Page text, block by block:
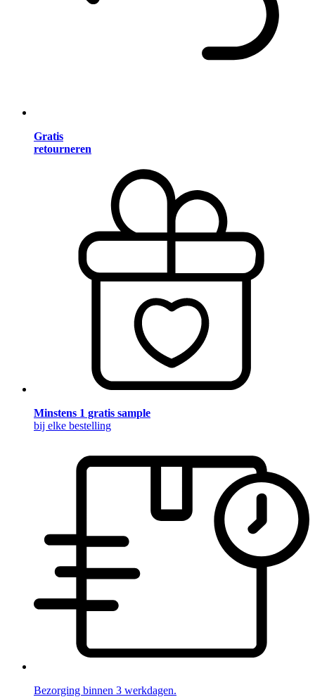
Gratis
retourneren
Minstens 1 gratis sample
bij elke bestelling
Bezorging binnen 3 werkdagen.